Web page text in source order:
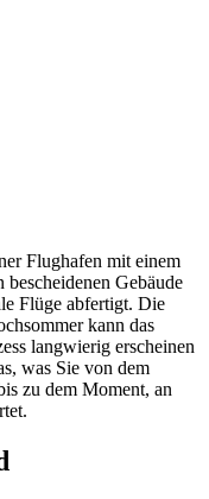
Flughafen mit einem
Gebäude
Flüge abfertigt. Die
kann das
langwierig erscheinen
was Sie von dem
zu dem Moment, an